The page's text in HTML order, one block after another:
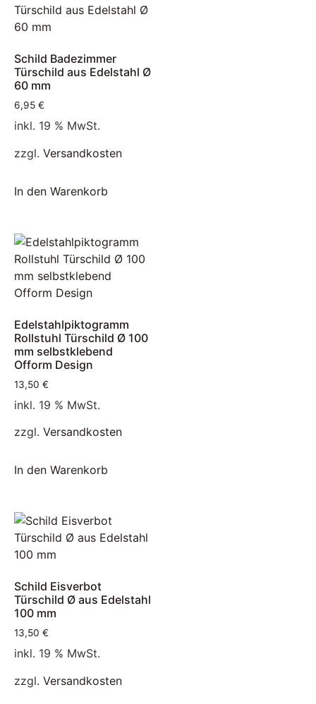
Schild Badezimmer
Türschild aus Edelstahl Ø
60 mm
6,95 €
inkl. 19 % MwSt.
zzgl. Versandkosten
In den Warenkorb
Edelstahlpiktogramm
Rollstuhl Türschild Ø 100
mm selbstklebend
Ofform Design
13,50 €
inkl. 19 % MwSt.
zzgl. Versandkosten
In den Warenkorb
Schild Eisverbot
Türschild Ø aus Edelstahl
100 mm
13,50 €
inkl. 19 % MwSt.
zzgl. Versandkosten